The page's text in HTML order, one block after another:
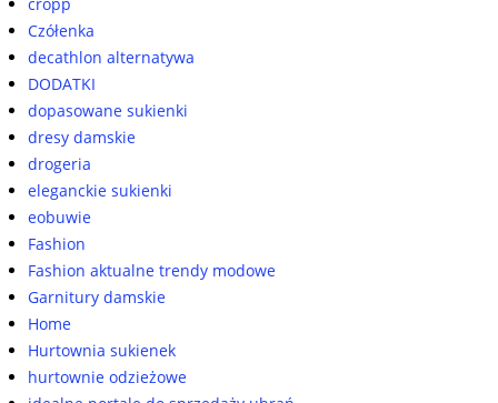
Czółenka
decathlon alternatywa
DODATKI
dopasowane sukienki
dresy damskie
drogeria
eleganckie sukienki
eobuwie
Fashion
Fashion aktualne trendy modowe
Garnitury damskie
Home
Hurtownia sukienek
hurtownie odzieżowe